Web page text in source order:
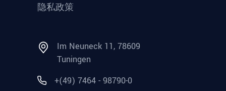
隐私政策
Im Neuneck 11, 78609
Tuningen
+(49) 7464 - 98790-0